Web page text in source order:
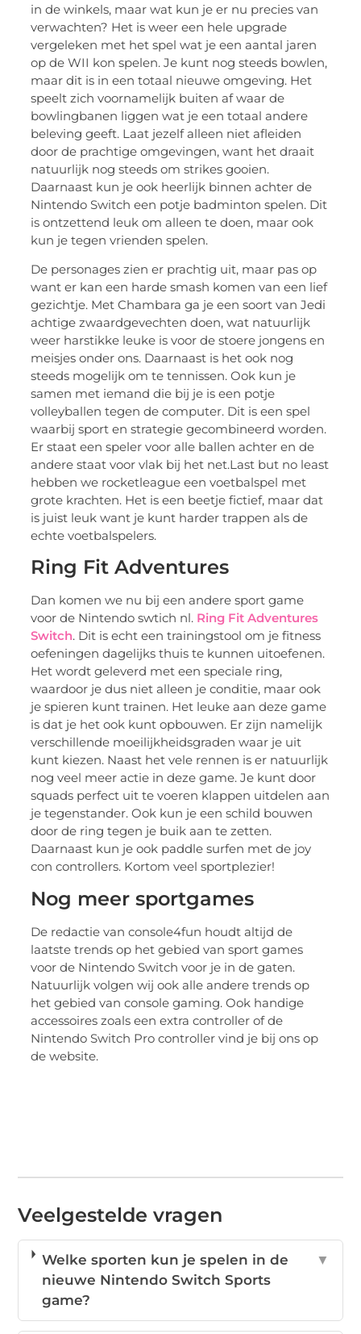
in de winkels, maar wat kun je er nu precies van
verwachten? Het is weer een hele upgrade
vergeleken met het spel wat je een aantal jaren
op de WII kon spelen. Je kunt nog steeds bowlen,
maar dit is in een totaal nieuwe omgeving. Het
speelt zich voornamelijk buiten af waar de
bowlingbanen liggen wat je een totaal andere
beleving geeft. Laat jezelf alleen niet afleiden
door de prachtige omgevingen, want het draait
natuurlijk nog steeds om strikes gooien.
Daarnaast kun je ook heerlijk binnen achter de
Nintendo Switch een potje badminton spelen. Dit
is ontzettend leuk om alleen te doen, maar ook
kun je tegen vrienden spelen.
De personages zien er prachtig uit, maar pas op
want er kan een harde smash komen van een lief
gezichtje. Met Chambara ga je een soort van Jedi
achtige zwaardgevechten doen, wat natuurlijk
weer harstikke leuke is voor de stoere jongens en
meisjes onder ons. Daarnaast is het ook nog
steeds mogelijk om te tennissen. Ook kun je
samen met iemand die bij je is een potje
volleyballen tegen de computer. Dit is een spel
waarbij sport en strategie gecombineerd worden.
Er staat een speler voor alle ballen achter en de
andere staat voor vlak bij het net.Last but no least
hebben we rocketleague een voetbalspel met
grote krachten. Het is een beetje fictief, maar dat
is juist leuk want je kunt harder trappen als de
echte voetbalspelers.
Ring Fit Adventures
Dan komen we nu bij een andere sport game
voor de Nintendo swtich nl. Ring Fit Adventures
Switch. Dit is echt een trainingstool om je fitness
oefeningen dagelijks thuis te kunnen uitoefenen.
Het wordt geleverd met een speciale ring,
waardoor je dus niet alleen je conditie, maar ook
je spieren kunt trainen. Het leuke aan deze game
is dat je het ook kunt opbouwen. Er zijn namelijk
verschillende moeilijkheidsgraden waar je uit
kunt kiezen. Naast het vele rennen is er natuurlijk
nog veel meer actie in deze game. Je kunt door
squads perfect uit te voeren klappen uitdelen aan
je tegenstander. Ook kun je een schild bouwen
door de ring tegen je buik aan te zetten.
Daarnaast kun je ook paddle surfen met de joy
con controllers. Kortom veel sportplezier!
Nog meer sportgames
De redactie van console4fun houdt altijd de
laatste trends op het gebied van sport games
voor de Nintendo Switch voor je in de gaten.
Natuurlijk volgen wij ook alle andere trends op
het gebied van console gaming. Ook handige
accessoires zoals een extra controller of de
Nintendo Switch Pro controller vind je bij ons op
de website.
Veelgestelde vragen
Welke sporten kun je spelen in de
nieuwe Nintendo Switch Sports
game?
▼